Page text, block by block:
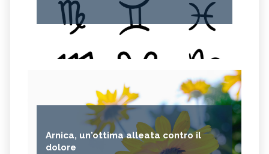
Arnica, un'ottima alleata contro il
dolore